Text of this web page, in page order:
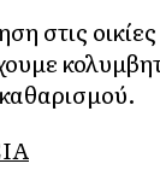
στις